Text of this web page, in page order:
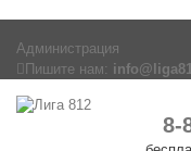
Администрация
Пишите нам:
8-